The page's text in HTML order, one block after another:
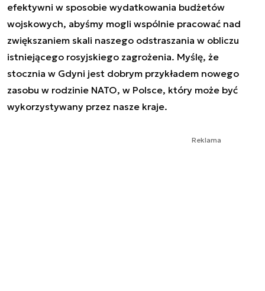
efektywni w sposobie wydatkowania budżetów
wojskowych, abyśmy mogli wspólnie pracować nad
zwiększaniem skali naszego odstraszania w obliczu
istniejącego rosyjskiego zagrożenia. Myślę, że
stocznia w Gdyni jest dobrym przykładem nowego
zasobu w rodzinie NATO, w Polsce, który może być
wykorzystywany przez nasze kraje.
Reklama